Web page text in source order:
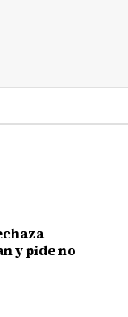
y pide no